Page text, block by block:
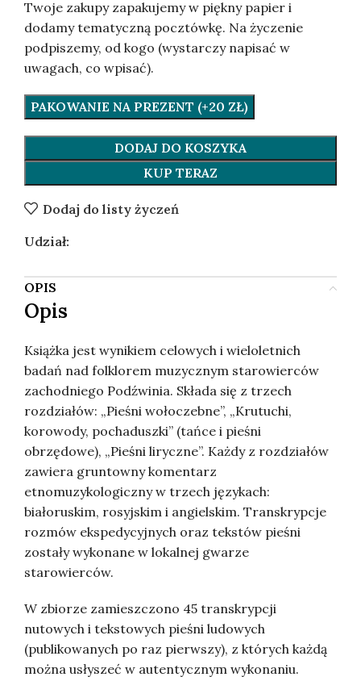
Twoje zakupy zapakujemy w piękny papier i
dodamy tematyczną pocztówkę. Na życzenie
podpiszemy, od kogo (wystarczy napisać w
uwagach, co wpisać).
PAKOWANIE NA PREZENT (+20 ZŁ)
DODAJ DO KOSZYKA
KUP TERAZ
Dodaj do listy życzeń
Udział:
OPIS
Opis
Książka jest wynikiem celowych i wieloletnich
badań nad folklorem muzycznym starowierców
zachodniego Podźwinia. Składa się z trzech
rozdziałów: „Pieśni wołoczebne”, „Krutuchi,
korowody, pochaduszki” (tańce i pieśni
obrzędowe), „Pieśni liryczne”. Każdy z rozdziałów
zawiera gruntowny komentarz
etnomuzykologiczny w trzech językach:
białoruskim, rosyjskim i angielskim. Transkrypcje
rozmów ekspedycyjnych oraz tekstów pieśni
zostały wykonane w lokalnej gwarze
starowierców.
W zbiorze zamieszczono 45 transkrypcji
nutowych i tekstowych pieśni ludowych
(publikowanych po raz pierwszy), z których każdą
można usłyszeć w autentycznym wykonaniu.